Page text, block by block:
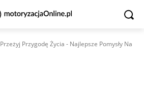
Przeżyj Przygodę Życia - Najlepsze Pomysły Na